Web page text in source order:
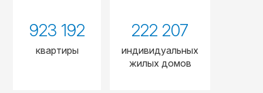
923 192
квартиры
222 207
индивидуальных
жилых домов